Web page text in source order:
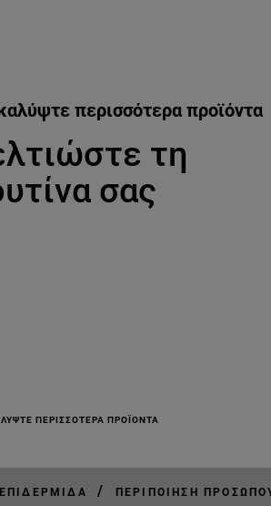
τη
σας
περισσότερα προϊόντα
ΠΕΡΙΣΣΌΤΕΡΑ ΠΡΟΪΌΝΤΑ
ΕΠΙΔΕΡΜΊΔΑ / ΠΕΡΙΠΟΊΗΣΗ